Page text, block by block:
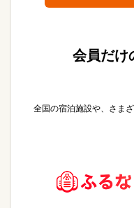
会員だけ
全国の宿泊施設や、さま